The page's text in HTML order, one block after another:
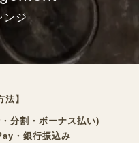
ンジ
法】
分割・ボーナス払い)
・銀行振込み